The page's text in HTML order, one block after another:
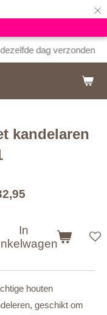
×
dag verzonden
kandelaren
In
houten
geschikt om